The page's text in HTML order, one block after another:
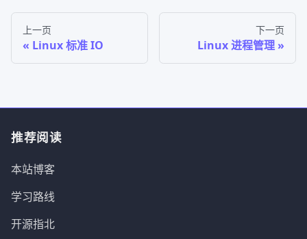
上一页
Linux 标准 IO
下一页
Linux 进程管理
推荐阅读
本站博客
学习路线
开源指北